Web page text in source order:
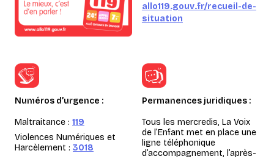
allo119.gouv.fr/recueil-de-
situation
Numéros d’urgence :
Maltraitance : 119
Violences Numériques et
Harcèlement : 3018
Permanences juridiques :
Tous les mercredis, La Voix
de l’Enfant met en place une
ligne téléphonique
d’accompagnement, l’après-